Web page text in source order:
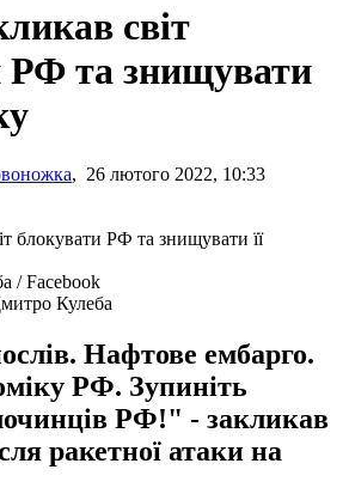
світ
РФ та знищувати
, 26 лютого 2022, 10:33
/ Facebook
Кулеба
Нафтове ембарго.
РФ. Зупиніть
РФ!" - закликав
ракетної атаки на